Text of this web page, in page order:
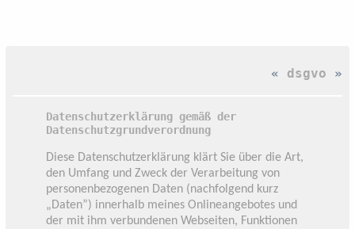
« dsgvo »
Datenschutzerklärung gemäß der
Datenschutzgrundverordnung
Diese Datenschutzerklärung klärt Sie über die Art,
den Umfang und Zweck der Verarbeitung von
personenbezogenen Daten (nachfolgend kurz
„Daten”) innerhalb meines Onlineangebotes und
der mit ihm verbundenen Webseiten, Funktionen